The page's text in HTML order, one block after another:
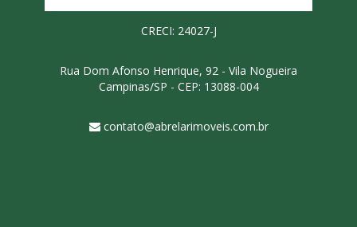
CRECI: 24027-J
Rua Dom Afonso Henrique, 92 - Vila Nogueira
Campinas/SP - CEP: 13088-004
contato@abrelarimoveis.com.br